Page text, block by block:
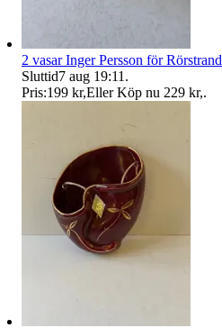
2 vasar Inger Persson för Rörstrand
Sluttid7 aug 19:11 .
Pris:199 kr,Eller Köp nu 229 kr,.